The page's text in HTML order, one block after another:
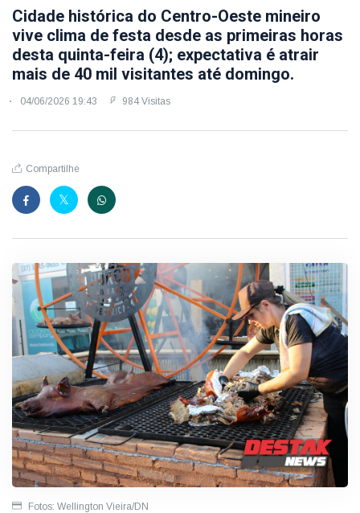
Cidade histórica do Centro-Oeste mineiro
vive clima de festa desde as primeiras horas
desta quinta-feira (4); expectativa é atrair
mais de 40 mil visitantes até domingo.
04/06/2026 19:43 984 Visitas
Compartilhe
Fotos: Wellington Vieira/DN